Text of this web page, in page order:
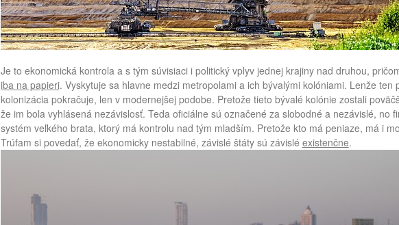
Je to ekonomická kontrola a s tým súvisiaci i politický vplyv jednej krajiny nad druhou,
iba na papieri. Vyskytuje sa hlavne medzi metropolami a ich bývalými kolóniami. Lenže
kolonizácia pokračuje, len v modernejšej podobe. Pretože tieto bývalé kolónie zostali
že im bola vyhlásená nezávislosť. Teda oficiálne sú označené za slobodné a nezávislé, no
systém veľkého brata, ktorý má kontrolu nad tým mladším. Pretože kto má peniaze, má i
Trúfam si povedať, že ekonomicky nestabilné, závislé štáty sú závislé existenčne.